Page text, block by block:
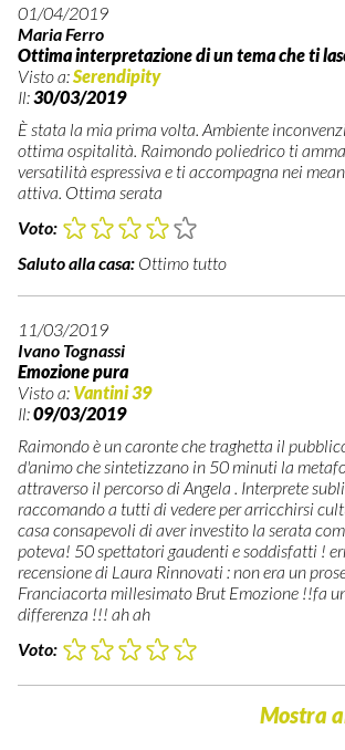
01/04/2019
Maria Ferro
Ottima interpretazione di un tema che ti
Visto a:Serendipity
Il:30/03/2019
È stata la mia prima volta. Ambiente
ottima ospitalità. Raimondo poliedrico ti
versatilità espressiva e ti accompagna nei
attiva. Ottima serata
Voto:
Saluto alla casa: Ottimo tutto
11/03/2019
Ivano Tognassi
Emozione pura
Visto a: Vantini 39
Il:09/03/2019
Raimondo è un caronte che traghetta il
d'animo che sintetizzano in 50 minuti la
attraverso il percorso di Angela . Interprete
raccomando a tutti di vedere per arricchirsi
casa consapevoli di aver investito la serata
poteva! 50 spettatori gaudenti e soddisfatti !
recensione di Laura Rinnovati : non era un
Franciacorta millesimato Brut Emozione !!fa
differenza !!! ah ah
Voto:
Mostra